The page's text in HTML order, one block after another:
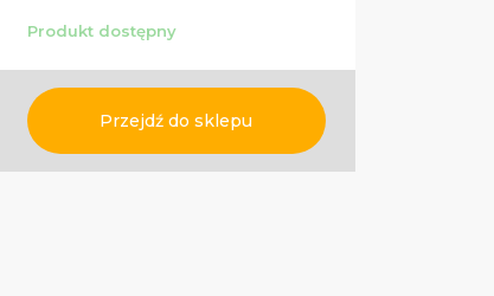
Produkt dostępny
Przejdź do sklepu